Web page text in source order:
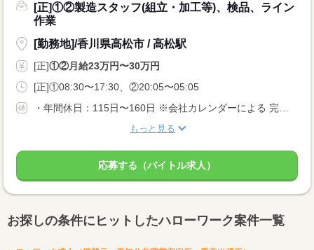
[正]①②製造スタッフ(組立・加工等)、検品、ライン
作業
[勤務地]/香川県高松市 / 高松駅
[正]①②月給23万円〜30万円
[正]①08:30〜17:30、②20:05〜05:05
もっと見る
応募する（バイトル求人）
お探しの条件にヒットしたハローワーク案件一覧